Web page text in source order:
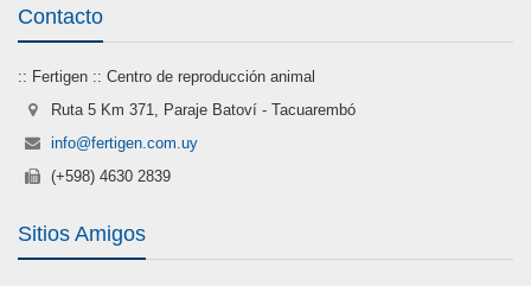
Contacto
:: Fertigen :: Centro de reproducción animal
Ruta 5 Km 371, Paraje Batoví - Tacuarembó
info@fertigen.com.uy
(+598) 4630 2839
Sitios Amigos